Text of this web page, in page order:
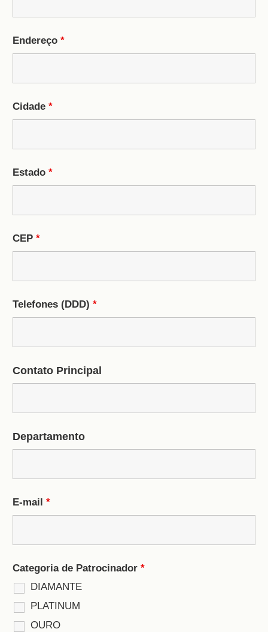
Endereço *
Cidade *
Estado *
CEP *
Telefones (DDD) *
Contato Principal
Departamento
E-mail *
Categoria de Patrocinador *
DIAMANTE
PLATINUM
OURO